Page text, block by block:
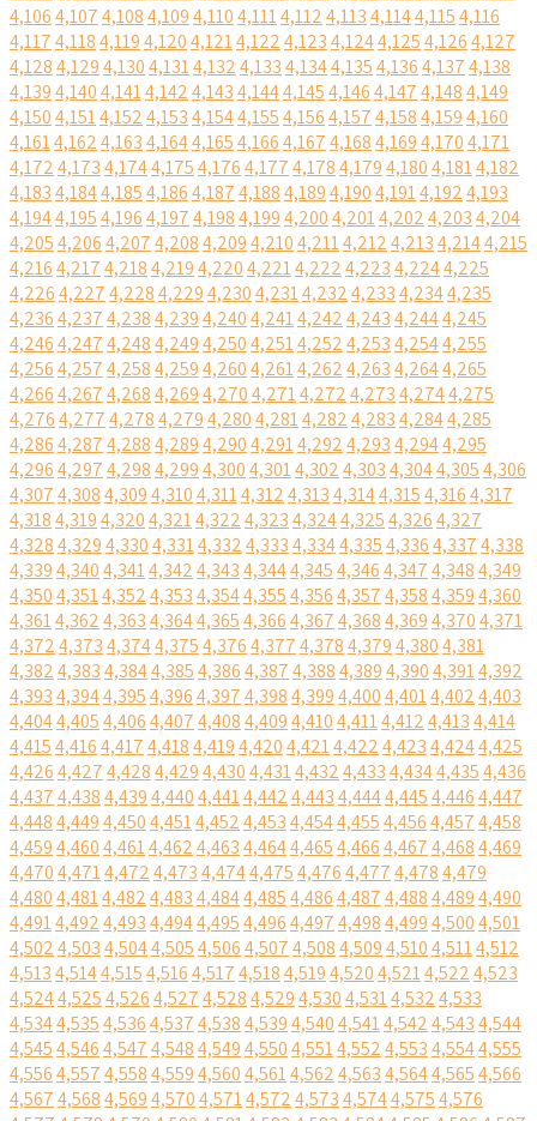
4,1064,1074,1084,1094,1104,1114,1124,1134,1144,1154,116
4,1174,1184,1194,1204,1214,1224,1234,1244,1254,1264,127
4,1284,1294,1304,1314,1324,1334,1344,1354,1364,1374,138
4,1394,1404,1414,1424,1434,1444,1454,1464,1474,1484,149
4,1504,1514,1524,1534,1544,1554,1564,1574,1584,1594,160
4,1614,1624,1634,1644,1654,1664,1674,1684,1694,1704,171
4,1724,1734,1744,1754,1764,1774,1784,1794,1804,1814,182
4,1834,1844,1854,1864,1874,1884,1894,1904,1914,1924,193
4,1944,1954,1964,1974,1984,1994,2004,2014,2024,2034,204
4,2054,2064,2074,2084,2094,2104,2114,2124,2134,2144,215
4,2164,2174,2184,2194,2204,2214,2224,2234,2244,225
4,2264,2274,2284,2294,2304,2314,2324,2334,2344,235
4,2364,2374,2384,2394,2404,2414,2424,2434,2444,245
4,2464,2474,2484,2494,2504,2514,2524,2534,2544,255
4,2564,2574,2584,2594,2604,2614,2624,2634,2644,265
4,2664,2674,2684,2694,2704,2714,2724,2734,2744,275
4,2764,2774,2784,2794,2804,2814,2824,2834,2844,285
4,2864,2874,2884,2894,2904,2914,2924,2934,2944,295
4,2964,2974,2984,2994,3004,3014,3024,3034,3044,3054,306
4,3074,3084,3094,3104,3114,3124,3134,3144,3154,3164,317
4,3184,3194,3204,3214,3224,3234,3244,3254,3264,327
4,3284,3294,3304,3314,3324,3334,3344,3354,3364,3374,338
4,3394,3404,3414,3424,3434,3444,3454,3464,3474,3484,349
4,3504,3514,3524,3534,3544,3554,3564,3574,3584,3594,360
4,3614,3624,3634,3644,3654,3664,3674,3684,3694,3704,371
4,3724,3734,3744,3754,3764,3774,3784,3794,3804,381
4,3824,3834,3844,3854,3864,3874,3884,3894,3904,3914,392
4,3934,3944,3954,3964,3974,3984,3994,4004,4014,4024,403
4,4044,4054,4064,4074,4084,4094,4104,4114,4124,4134,414
4,4154,4164,4174,4184,4194,4204,4214,4224,4234,4244,425
4,4264,4274,4284,4294,4304,4314,4324,4334,4344,4354,436
4,4374,4384,4394,4404,4414,4424,4434,4444,4454,4464,447
4,4484,4494,4504,4514,4524,4534,4544,4554,4564,4574,458
4,4594,4604,4614,4624,4634,4644,4654,4664,4674,4684,469
4,4704,4714,4724,4734,4744,4754,4764,4774,4784,479
4,4804,4814,4824,4834,4844,4854,4864,4874,4884,4894,490
4,4914,4924,4934,4944,4954,4964,4974,4984,4994,5004,501
4,5024,5034,5044,5054,5064,5074,5084,5094,5104,5114,512
4,5134,5144,5154,5164,5174,5184,5194,5204,5214,5224,523
4,5244,5254,5264,5274,5284,5294,5304,5314,5324,533
4,5344,5354,5364,5374,5384,5394,5404,5414,5424,5434,544
4,5454,5464,5474,5484,5494,5504,5514,5524,5534,5544,555
4,5564,5574,5584,5594,5604,5614,5624,5634,5644,5654,566
4,5674,5684,5694,5704,5714,5724,5734,5744,5754,576